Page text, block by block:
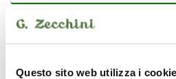
Questo sito web utilizza i cookie
PROEL